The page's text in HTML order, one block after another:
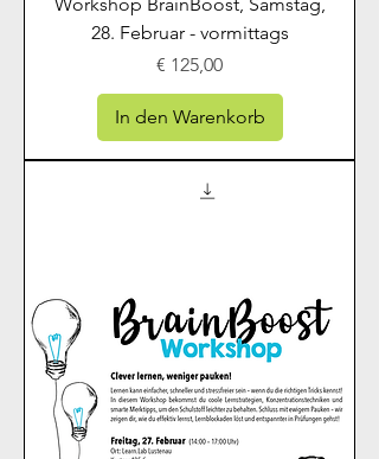
28. Februar - vormittags
Preis
€ 125,00
In den Warenkorb